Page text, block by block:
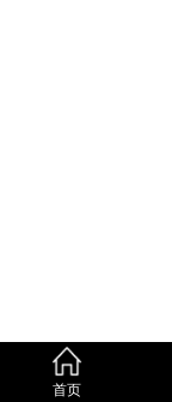
首页